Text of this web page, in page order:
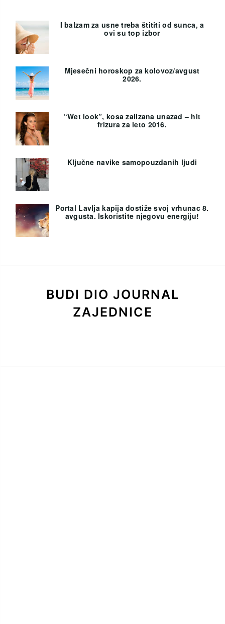
I balzam za usne treba štititi od sunca, a
ovi su top izbor
Mjesečni horoskop za kolovoz/avgust
2026.
“Wet look”, kosa zalizana unazad – hit
frizura za leto 2016.
Ključne navike samopouzdanih ljudi
Portal Lavlja kapija dostiže svoj vrhunac 8.
avgusta. Iskoristite njegovu energiju!
BUDI DIO JOURNAL
ZAJEDNICE